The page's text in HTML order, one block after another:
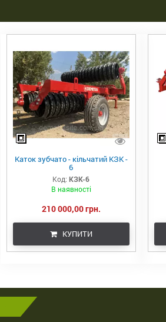
Каток зубчато - кільчатий КЗК -
6
Код: КЗК-6
В наявності
210 000,00 грн.
КУПИТИ